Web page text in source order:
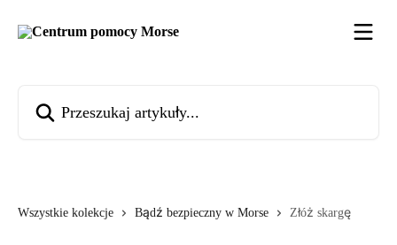
Wszystkie kolekcje Bądź bezpieczny w Morse Złóż skargę